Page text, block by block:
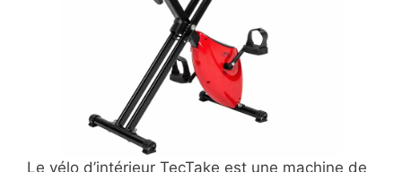
Le vélo d’intérieur TecTake est une machine de